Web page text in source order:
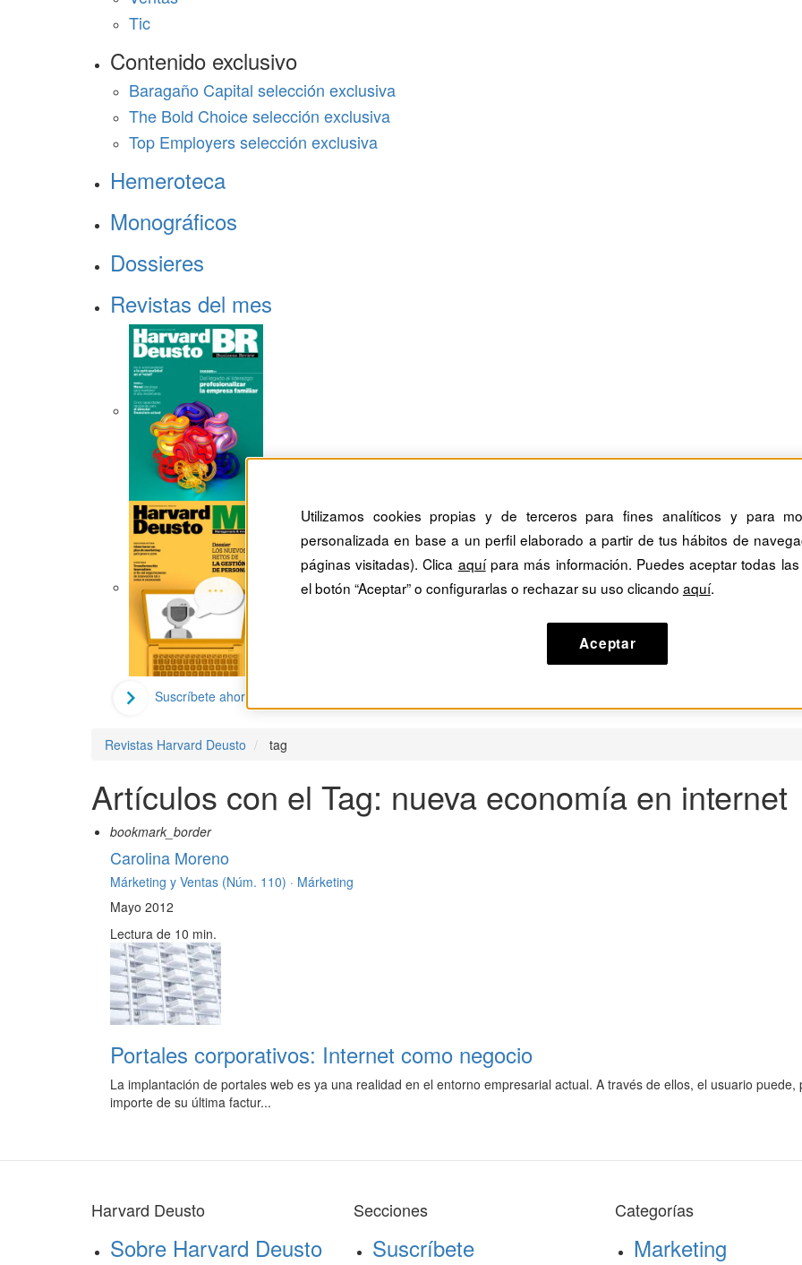
Tic
Contenido exclusivo
Baragaño Capital selección exclusiva
The Bold Choice selección exclusiva
Top Employers selección exclusiva
Hemeroteca
Monográficos
Dossieres
Revistas del mes
Suscríbete ahora
Revistas Harvard Deusto tag
Artículos con el Tag: nueva economía en internet
bookmark_border
Carolina Moreno
Márketing y Ventas (Núm. 110) · Márketing
Mayo 2012
Lectura de 10 min.
Portales corporativos: Internet como negocio
La implantación de portales web es ya una realidad en el entorno empresarial actual. A través de ellos, el usuario
importe de su última factur...
Harvard Deusto
Sobre Harvard Deusto
Secciones
Suscríbete
Categorías
Marketing
Utilizamos cookies propias y de terceros para fines analíticos y para
personalizada en base a un perfil elaborado a partir de tus hábitos de
páginas visitadas). Clica aquípara más información. Puedes aceptar todas
el botón “Aceptar” o configurarlas o rechazar su uso clicando aquí.
Aceptar